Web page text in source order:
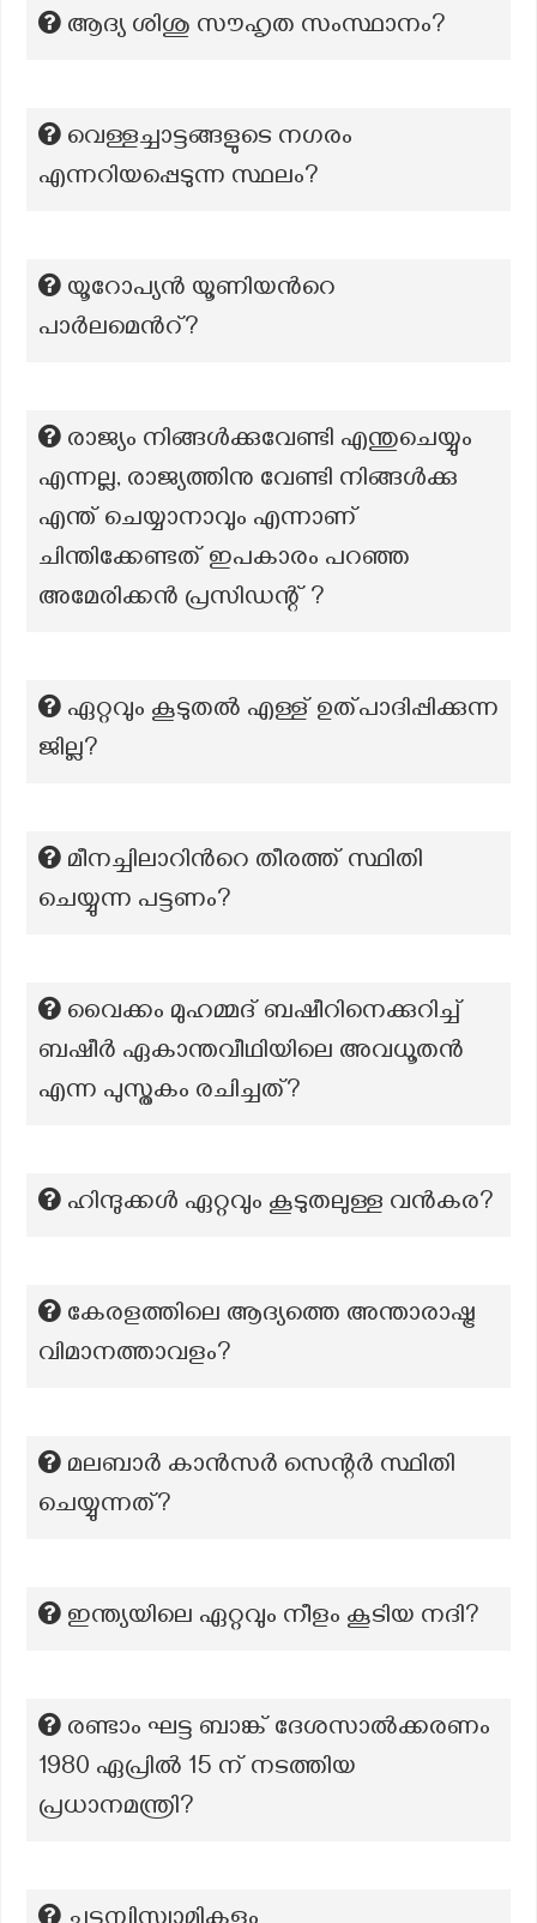
ആദ്യ ശിശു സൗഹൃത സംസ്ഥാനം?
വെള്ളച്ചാട്ടങ്ങളുടെ നഗരം
എന്നറിയപ്പെടുന്ന സ്ഥലം?
യൂറോപ്യൻ യൂണിയൻറെ
പാർലമെൻറ്?
രാജ്യം നിങ്ങൾക്കുവേണ്ടി എന്തുചെയ്യും
എന്നല്ല, രാജ്യത്തിനു വേണ്ടി നിങ്ങൾക്കു
എന്ത് ചെയ്യാനാവും എന്നാണ്
ചിന്തിക്കേണ്ടത് ഇപകാരം പറഞ്ഞ
അമേരിക്കൻ പ്രസിഡന്റ് ?
ഏറ്റവും കൂടുതൽ എള്ള് ഉത്പാദിപ്പിക്കുന്ന
ജില്ല?
മീനച്ചിലാറിന്‍റെ തീരത്ത് സ്ഥിതി
ചെയ്യുന്ന പട്ടണം?
വൈക്കം മുഹമ്മദ് ബഷീറിനെക്കുറിച്ച്
ബഷീര്‍ ഏകാന്തവീഥിയിലെ അവധൂതന്‍
എന്ന പുസ്തകം രചിച്ചത്?
ഹിന്ദുക്കൾ ഏറ്റവും കൂടുതലുള്ള വൻകര?
കേരളത്തിലെ ആദ്യത്തെ അന്താരാഷ്ട്ര
വിമാനത്താവളം?
മലബാർ കാൻസർ സെന്റർ സ്ഥിതി
ചെയ്യുന്നത്?
ഇന്ത്യയിലെ ഏറ്റവും നീളം കൂടിയ നദി?
രണ്ടാം ഘട്ട ബാങ്ക് ദേശസാൽക്കരണം
1980 ഏപ്രിൽ 15 ന് നടത്തിയ
പ്രധാനമന്ത്രി?